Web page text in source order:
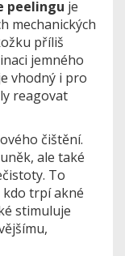
peelingu je
mechanických
příliš
jemného
vhodný i pro
reagovat
čištění.
ale také
To
trpí akné
stimuluje